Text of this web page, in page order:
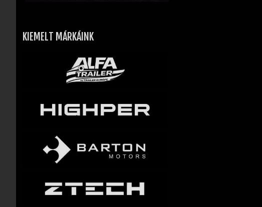
KIEMELT MÁRKÁINK